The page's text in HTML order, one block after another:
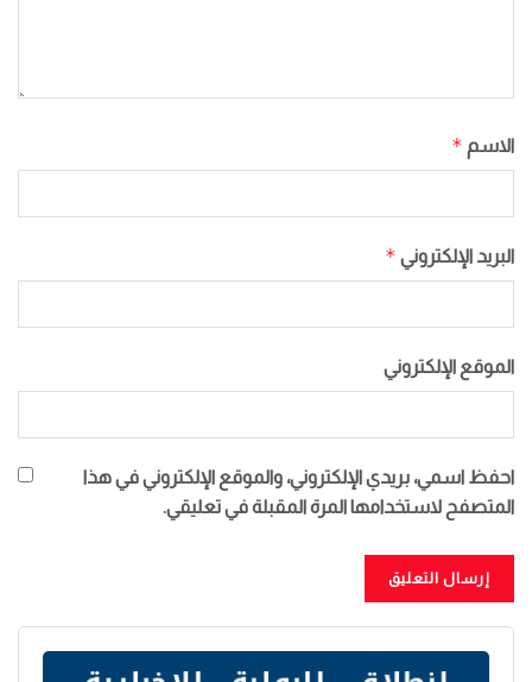
الاسم *
البريد الإلكتروني *
الموقع الإلكتروني
احفظ اسمي، بريدي الإلكتروني، والموقع الإلكتروني في هذا
المتصفح لاستخدامها المرة المقبلة في تعليقي.